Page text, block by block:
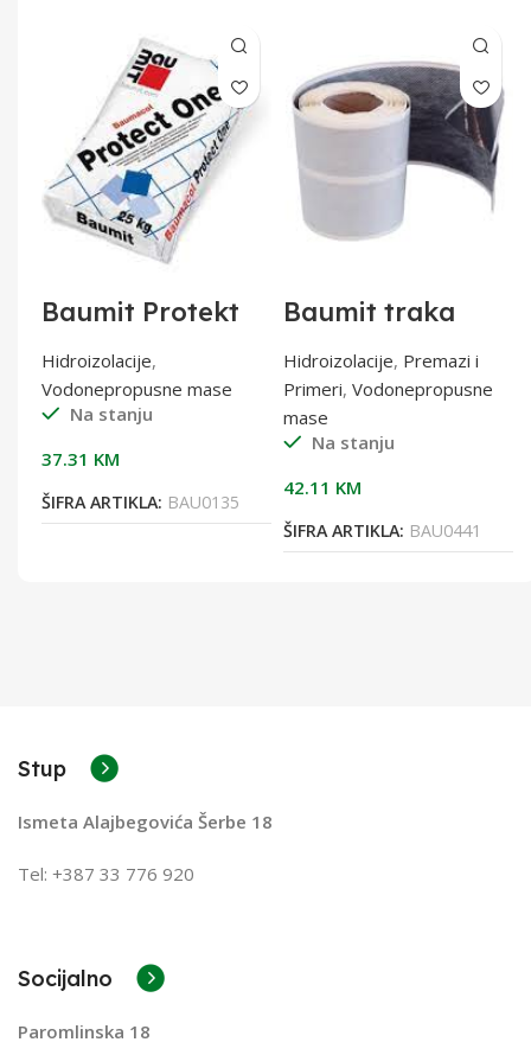
Baumit Protekt
hidroizolacija
Hidroizolacije,
Vodonepropusne mase
Na stanju
37.31 KM
ŠIFRA ARTIKLA: BAU0135
Baumit traka
StrapFix 10m
Hidroizolacije, Premazi i
Primeri, Vodonepropusne
mase
Na stanju
42.11 KM
ŠIFRA ARTIKLA: BAU0441
Stup
Ismeta Alajbegovića Šerbe 18
Tel: +387 33 776 920
Socijalno
Paromlinska 18